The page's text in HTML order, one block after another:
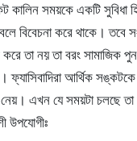
কালিন সময়কে একটি সুবিধা
বিবেচনা করে থাকে। তবে
করে তা নয় তা বরং সামাজিক
আর্থিক সঙ্কটকে
নেয়। এখন যে সময়টা চলছে
উপযোগীঃ